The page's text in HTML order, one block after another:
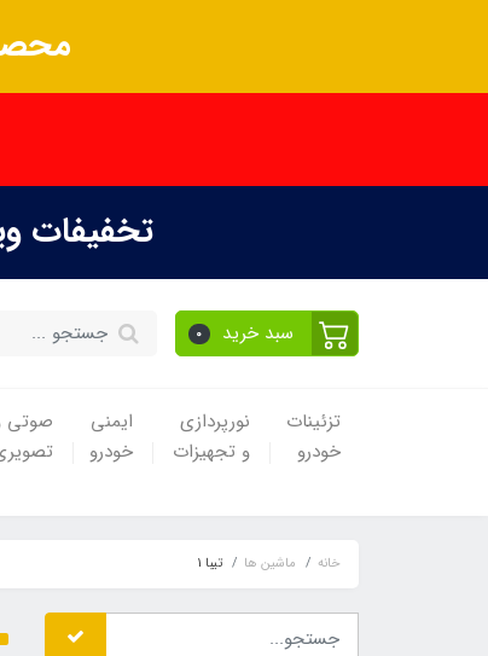
تخفیفات
سبد خرید 0
تزئینات
خودرو
نورپردازی
و تجهیزات
ایمنی
خودرو
صوتی
خانه ماشین ها تیبا 1